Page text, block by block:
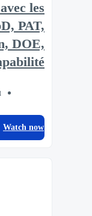
les
PAT,
DOE,
Watch now